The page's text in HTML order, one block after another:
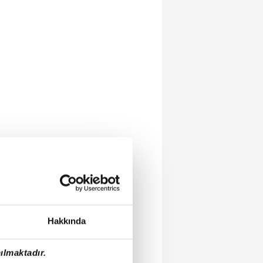
Hakkında